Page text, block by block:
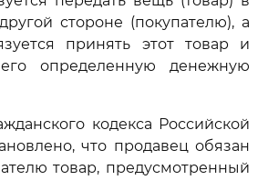
стороне (покупателю), а
принять этот товар и
определенную денежную
кодекса Российской
что продавец обязан
товар, предусмотренный